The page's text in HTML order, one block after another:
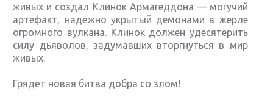
живых и создал Клинок Армагеддона — могучий
артефакт, надёжно укрытый демонами в жерле
огромного вулкана. Клинок должен удесятерить
силу дьяволов, задумавших вторгнуться в мир
живых.
Грядёт новая битва добра со злом!